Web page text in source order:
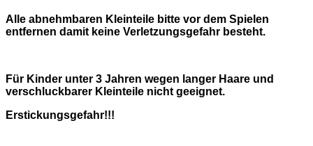
Alle abnehmbaren Kleinteile bitte vor dem Spielen
entfernen damit keine Verletzungsgefahr besteht.
Für Kinder unter 3 Jahren wegen langer Haare und
verschluckbarer Kleinteile nicht geeignet.
Erstickungsgefahr!!!